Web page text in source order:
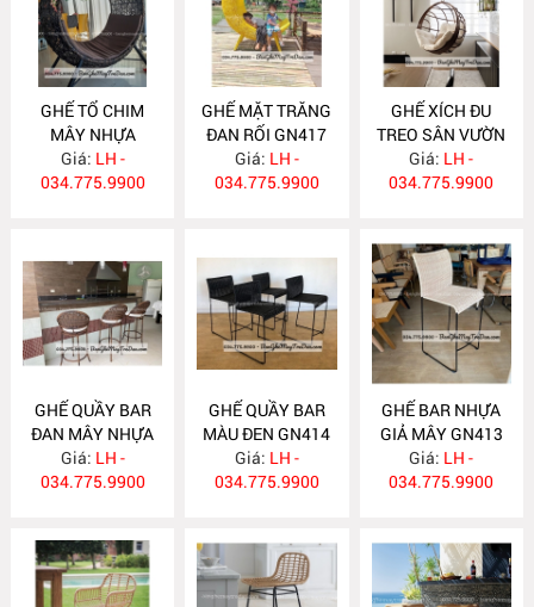
GHẾ TỔ CHIM
MÂY NHỰA
GN418
Giá: LH -
034.775.9900
GHẾ MẶT TRĂNG
ĐAN RỐI GN417
Giá: LH -
034.775.9900
GHẾ XÍCH ĐU
TREO SÂN VƯỜN
GN416
Giá: LH -
034.775.9900
GHẾ QUẦY BAR
ĐAN MÂY NHỰA
GN415
Giá: LH -
034.775.9900
GHẾ QUẦY BAR
MÀU ĐEN GN414
Giá: LH -
034.775.9900
GHẾ BAR NHỰA
GIẢ MÂY GN413
Giá: LH -
034.775.9900